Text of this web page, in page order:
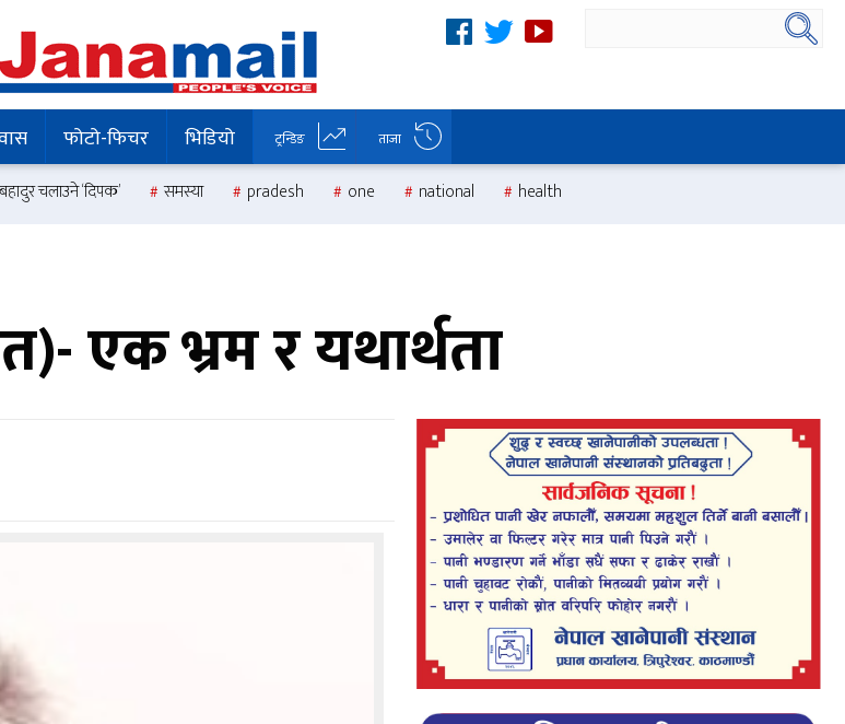
फोटो-फिचर भिडियो ट्रन्डिङ ताजा
चलाउने ‘दिपक’ समस्या pradesh one national health
एक भ्रम र यथार्थता